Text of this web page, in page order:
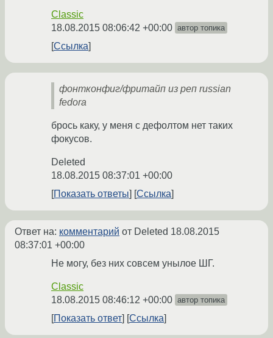
Classic
18.08.2015 08:06:42 +00:00 автор топика
Ссылка
фонтконфиг/фритайп из реп russian
fedora
брось каку, у меня с дефолтом нет таких
фокусов.
Deleted
18.08.2015 08:37:01 +00:00
Показать ответы
Ссылка
Ответ на: комментарий от Deleted 18.08.2015
08:37:01 +00:00
Не могу, без них совсем унылое ШГ.
Classic
18.08.2015 08:46:12 +00:00 автор топика
Показать ответ Ссылка